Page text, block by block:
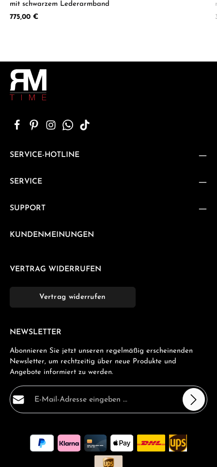
mit schwarzem Lederarmband
Regulärer Preis:
775,00 €
SERVICE-HOTLINE
SERVICE
SUPPORT
KUNDENMEINUNGEN
VERTRAG WIDERRUFEN
Vertrag widerrufen
NEWSLETTER
Abonnieren Sie jetzt unseren regelmäßig erscheinenden
Newsletter, um rechtzeitig über neue Produkte und
Angebote informiert zu werden.
E-Mail-Adresse*
Ich habe die
Datenschutzbestimmungen
zur Kenntnis
genommen und dieAGBgelesen und bin mit ihnen
Pflichtfelder.